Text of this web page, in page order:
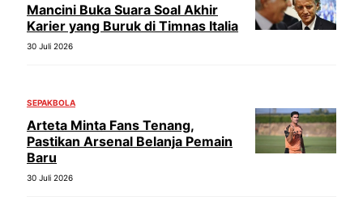
Mancini Buka Suara Soal Akhir
Karier yang Buruk di Timnas Italia
30 Juli 2026
SEPAKBOLA
Arteta Minta Fans Tenang,
Pastikan Arsenal Belanja Pemain
Baru
30 Juli 2026